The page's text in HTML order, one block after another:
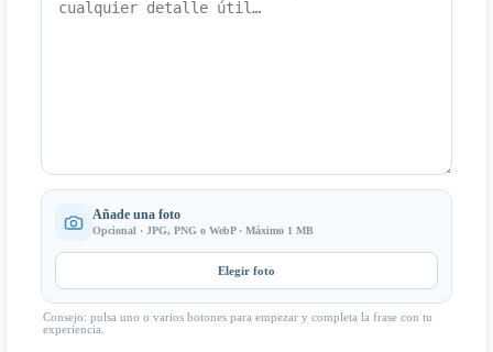
Añade una foto
Opcional · JPG, PNG o WebP · Máximo 1 MB
Elegir foto
Consejo: pulsa uno o varios botones para empezar y completa la frase con tu
experiencia.